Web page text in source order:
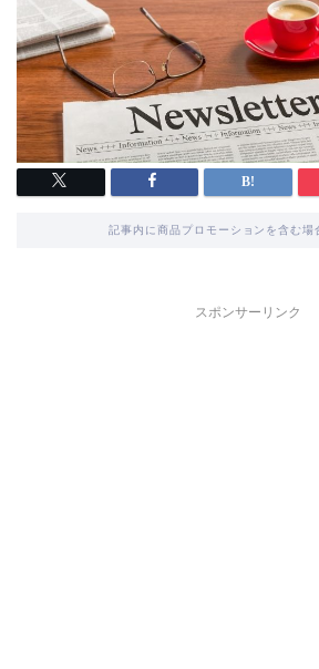
記事内に商品プロモーションを含む場
スポンサーリンク